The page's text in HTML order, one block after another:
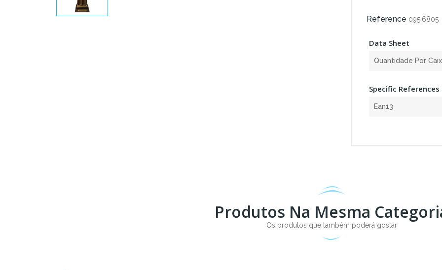
Reference 095.6805
Data Sheet
Quantidade Por
Specific References
Ean13
Produtos Na Mesma
Os produtos que também poderá gostar